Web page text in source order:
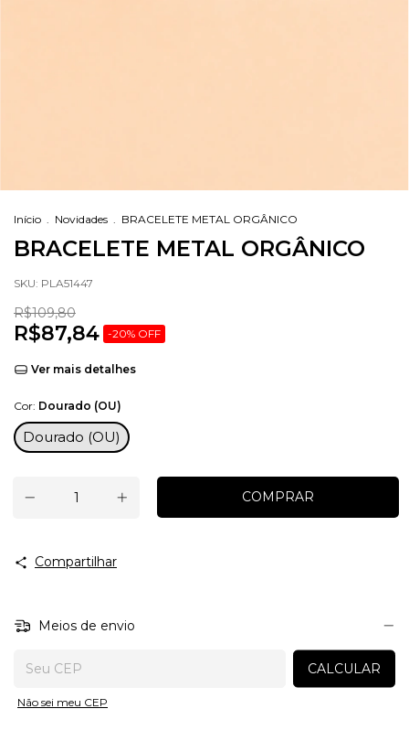
Início . Novidades . BRACELETE METAL ORGÂNICO
BRACELETE METAL ORGÂNICO
SKU: PLA51447
R$109,80
R$87,84 -20% OFF
Ver mais detalhes
Cor: Dourado (OU)
Dourado (OU)
Compartilhar
Meios de envio
CALCULAR
Não sei meu CEP